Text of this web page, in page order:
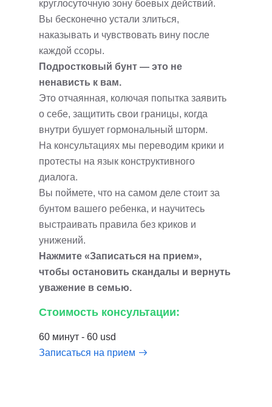
круглосуточную зону боевых действий.
Вы бесконечно устали злиться,
наказывать и чувствовать вину после
каждой ссоры.
Подростковый бунт — это не
ненависть к вам.
Это отчаянная, колючая попытка заявить
о себе, защитить свои границы, когда
внутри бушует гормональный шторм.
На консультациях мы переводим крики и
протесты на язык конструктивного
диалога.
Вы поймете, что на самом деле стоит за
бунтом вашего ребенка, и научитесь
выстраивать правила без криков и
унижений.
Нажмите «Записаться на прием»,
чтобы остановить скандалы и вернуть
уважение в семью.
Стоимость консультации:
60 минут - 60 usd
Записаться на прием